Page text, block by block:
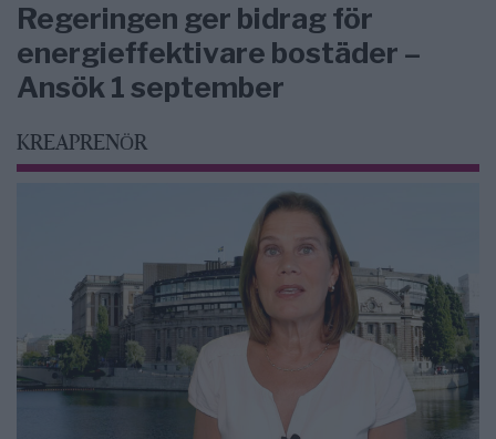
Regeringen ger bidrag för
energieffektivare bostäder –
Ansök 1 september
KREAPRENÖR